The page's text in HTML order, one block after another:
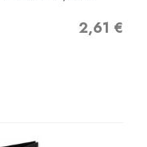
Precio
2,61 €